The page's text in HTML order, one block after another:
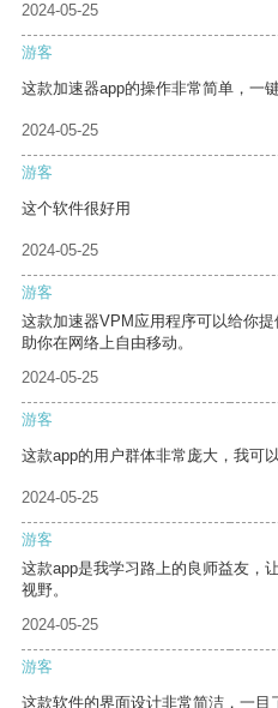
2024-05-25
游客
这款加速器app的操作非常简单，一
2024-05-25
游客
这个软件很好用
2024-05-25
游客
这款加速器VPM应用程序可以给你
助你在网络上自由移动。
2024-05-25
游客
这款app的用户群体非常庞大，我可
2024-05-25
游客
这款app是我学习路上的良师益友，
视野。
2024-05-25
游客
这款软件的界面设计非常简洁，一目